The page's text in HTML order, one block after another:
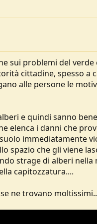
sui problemi del
cittadine, spesso a
alle persone le
e quindi sanno
i danni che
immediatamente
spazio che gli viene
strage di alberi
capitozzatura....
ne trovano